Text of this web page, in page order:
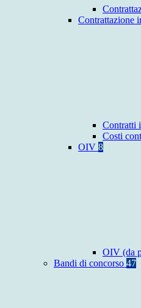
Contrattazione
Contratti
Costi
OIV 8
OIV (da
Bandi di concorso 47